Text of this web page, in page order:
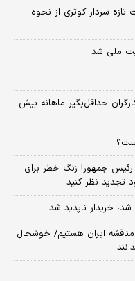
سردار کوثری از نحوه
ملی شد
حداقل‌بگیر ماهانه بیش
رئیس جمهور! زنگ خطر برای
تجدید نظر کنید
مناقشه ایران هستیم/ خوشحال